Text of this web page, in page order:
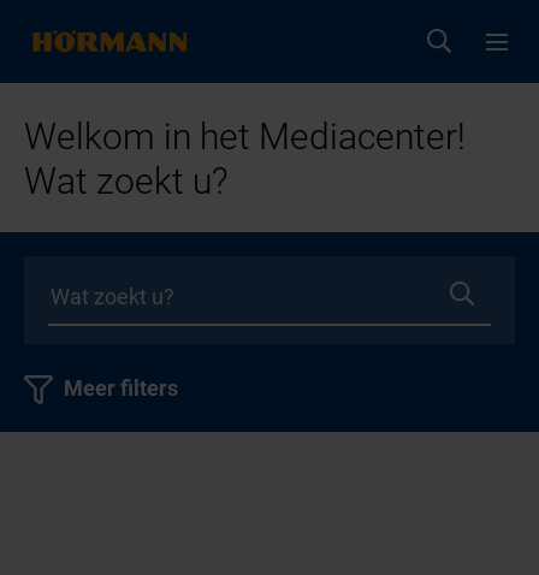
Welkom in het Mediacenter!
Wat zoekt u?
Meer filters